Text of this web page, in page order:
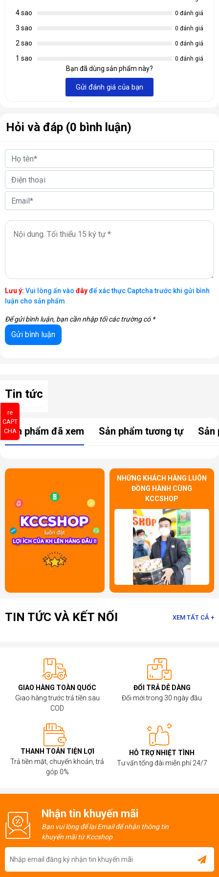
là nhà cung cấp các sản phẩm
PC Gaming,CPU-Bộ vi xử lý,Laptop Gaming
TP.HCM. Với phương châm luôn đặt sự hài long của khách
hàng lên hàng đầu, chúng tôi mong muốn đen tới cho khách
phẩm Fan case NZXT F140P White
nhiều sản phẩmQuạt tản nhiệtchính hãng khác. Hãy liên hệ
ngay với chúng tôi qua Hotline 0912.074.444 (HN),
0966.666.308 (HCM) hoặc truy cậphttps://kccshop.vn/để
được tư vấn và mua những sản phẩm ưng ý với giá tốt nhất.
4 sao 0 đánh giá
3 sao 0 đánh giá
2 sao 0 đánh giá
1 sao 0 đánh giá
Bạn đã dùng sản phẩm này?
Gửi đánh giá của bạn
Hỏi và đáp (0 bình luận)
Lưu ý: Vui lòng ấn vào đâyđể xác thực Captcha trước khi gửi bình
luận cho sản phẩm
re
CAPT
CHA
Để gửi bình luận, bạn cần nhập tối các trường có *
Tin tức
Sản phẩm đã xem Sản phẩm tương tự Sản
NHỮNG KHÁCH HÀNG LUÔN
ĐỒNG HÀNH CÙNG
KCCSHOP
TIN TỨC VÀ KẾT NỐI XEM TẤT CẢ +
GIAO HÀNG TOÀN QUỐC
Giao hàng trước trả tiền sau
COD
ĐỔI TRẢ DỄ DÀNG
Đổi mới trong 30 ngày đầu
THANH TOÁN TIỆN LỢI
Trả tiền mặt, chuyển khoản, trả
góp 0%
HỖ TRỢ NHIỆT TÌNH
Tư vấn tổng đài miễn phí 24/7
Nhận tin khuyến mãi
Bạn vui lòng để lại Email để nhận thông tin
khuyến mãi từ Kccshop